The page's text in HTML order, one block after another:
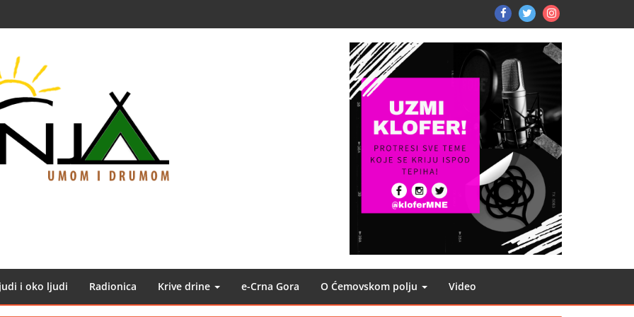
FB TW Instagram
i oko ljudi Radionica Krive drine e-Crna Gora O Ćemovskom polju Video